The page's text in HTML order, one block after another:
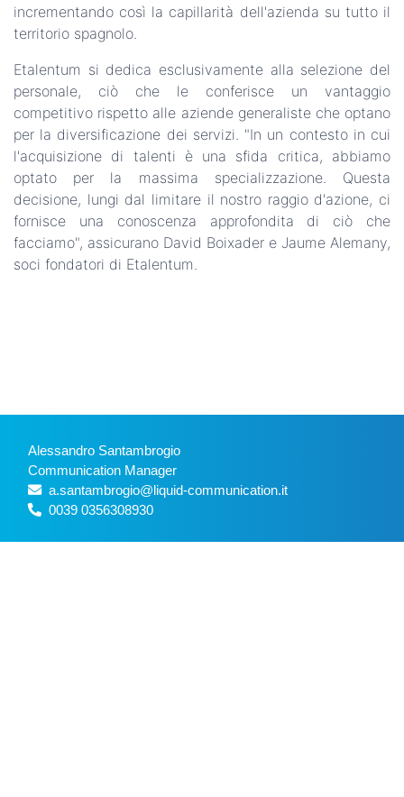
incrementando così la capillarità dell'azienda su tutto il
territorio spagnolo.
Etalentum si dedica esclusivamente alla selezione del
personale, ciò che le conferisce un vantaggio
competitivo rispetto alle aziende generaliste che optano
per la diversificazione dei servizi. "In un contesto in cui
l'acquisizione di talenti è una sfida critica, abbiamo
optato per la massima specializzazione. Questa
decisione, lungi dal limitare il nostro raggio d'azione, ci
fornisce una conoscenza approfondita di ciò che
facciamo", assicurano David Boixader e Jaume Alemany,
soci fondatori di Etalentum.
Alessandro Santambrogio
Communication Manager
a.santambrogio@liquid-communication.it
0039 0356308930